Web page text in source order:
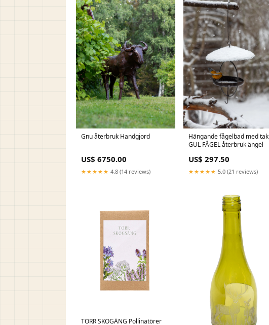
Gnu återbruk Handgjord
US$ 6750.00
★★★★★ 4.8 (14 reviews)
Hängande fågelbad med tak
GUL FÅGEL återbruk ängel
US$ 297.50
★★★★★ 5.0 (21 reviews)
TORR SKOGÄNG Pollinatörer